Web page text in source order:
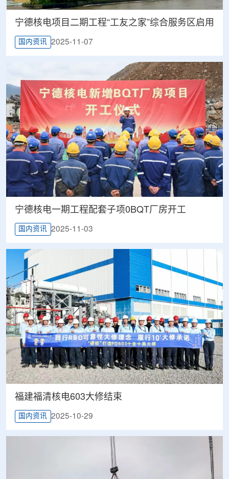
宁德核电项目二期工程“工友之家”综合服务区启用
国内资讯 2025-11-07
宁德核电一期工程配套子项0BQT厂房开工
国内资讯 2025-11-03
福建福清核电603大修结束
国内资讯 2025-10-29